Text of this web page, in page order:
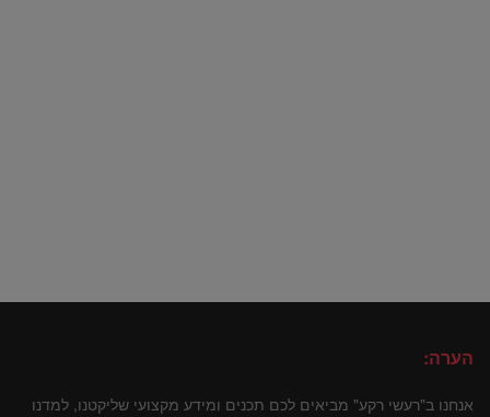
הערה:
אנחנו ב"רעשי רקע" מביאים לכם תכנים ומידע מקצועי שליקטנו, למדנו